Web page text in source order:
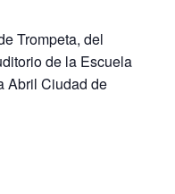
Trompeta, del
de la Escuela
Abril Ciudad de